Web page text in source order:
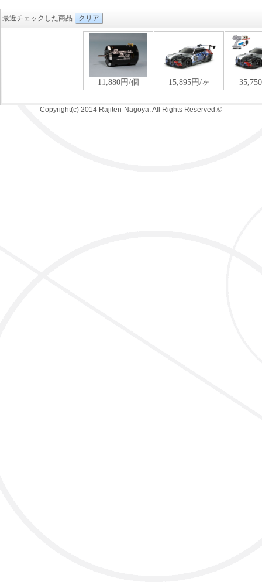
最近チェックした商品 クリア
Copyright(c) 2014 Rajiten-Nagoya. All Rights Reserved.©